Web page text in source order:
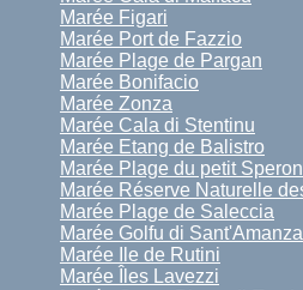
Marée Figari
Marée Port de Fazzio
Marée Plage de Pargan
Marée Bonifacio
Marée Zonza
Marée Cala di Stentinu
Marée Etang de Balistro
Marée Plage du petit
Marée Réserve Naturelle
Marée Plage de Saleccia
Marée Golfu di Sant'Amanza
Marée Ile de Rutini
Marée Îles Lavezzi